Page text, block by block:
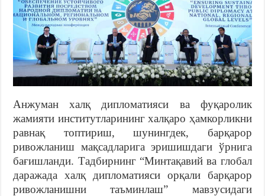
Анжуман халқ дипломатияси ва фуқаролик
жамияти институтларининг халқаро ҳамкорликни
равнақ топтириш, шунингдек, барқарор
ривожланиш мақсадларига эришишдаги ўрнига
бағишланди. Тадбирнинг “Минтақавий ва глобал
даражада халқ дипломатияси орқали барқарор
ривожланишни таъминлаш” мавзусидаги